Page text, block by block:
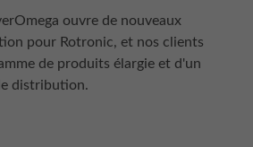
ouvre de nouveaux
pour Rotronic, et nos clients
de produits élargie et d'un
distribution.